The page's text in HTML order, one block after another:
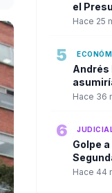
el
riesgos
Hace 25
5
Andrés
DIAN
Hace 36
6
Golpe
Hace 44